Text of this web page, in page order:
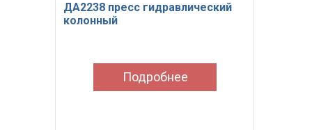
ДА2238 пресс гидравлический
колонный
Подробнее